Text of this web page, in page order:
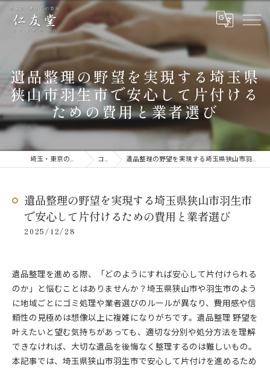
遺品整理の野望を実現する埼玉県
狭山市羽生市で安心して片付ける
ための費用と業者選び
埼玉・東京の遺品整理なら仁友堂 コラム 遺品整理の野望を実現する埼玉県狭山市羽生市で安心して片付けるための費用と業者選び
遺品整理の野望を実現する埼玉県狭山市羽生市
で安心して片付けるための費用と業者選び
2025/12/28
遺品整理を進める際、「どのようにすれば安心して片付けられる
のか」と悩むことはありませんか？埼玉県狭山市や羽生市のよう
に地域ごとにゴミ処理や業者選びのルールが異なり、費用感や信
頼性の見極めは想像以上に複雑になりがちです。遺品整理 野望を
叶えたいと望む気持ちがあっても、適切な分別や処分方法を理解
できなければ、大切な遺品を後悔なく整理するのは難しいもの。
本記事では、埼玉県狭山市羽生市で安心して片付けを進めるため